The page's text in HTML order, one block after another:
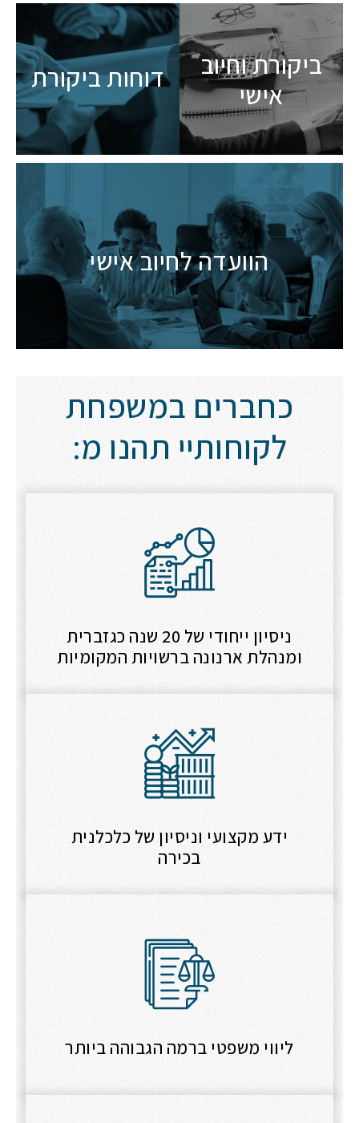
ביקורת וחיוב
אישי
דוחות ביקורת
הוועדה לחיוב אישי
כחברים במשפחת
לקוחותיי תהנו מ:
ניסיון ייחודי של 20 שנה כגזברית
ומנהלת ארנונה ברשויות המקומיות
ידע מקצועי וניסיון של כלכלנית
בכירה
ליווי משפטי ברמה הגבוהה ביותר